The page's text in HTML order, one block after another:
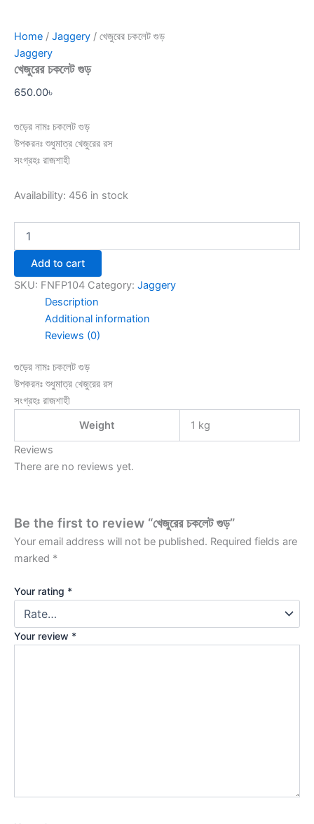
Home / Jaggery / খেজুরের চকলেট গুড়
Jaggery
খেজুরের চকলেট গুড়
650.00৳
গুড়ের নামঃ চকলেট গুড়
উপকরনঃ শুধুমাত্র খেজুরের রস
সংগ্রহঃ রাজশাহী
Availability: 456 in stock
Add to cart
SKU: FNFP104 Category: Jaggery
Description
Additional information
Reviews (0)
গুড়ের নামঃ চকলেট গুড়
উপকরনঃ শুধুমাত্র খেজুরের রস
সংগ্রহঃ রাজশাহী
Weight
1 kg
Reviews
There are no reviews yet.
Be the first to review “খেজুরের চকলেট গুড়”
Your email address will not be published. Required fields are
marked *
Your rating *
Your review *